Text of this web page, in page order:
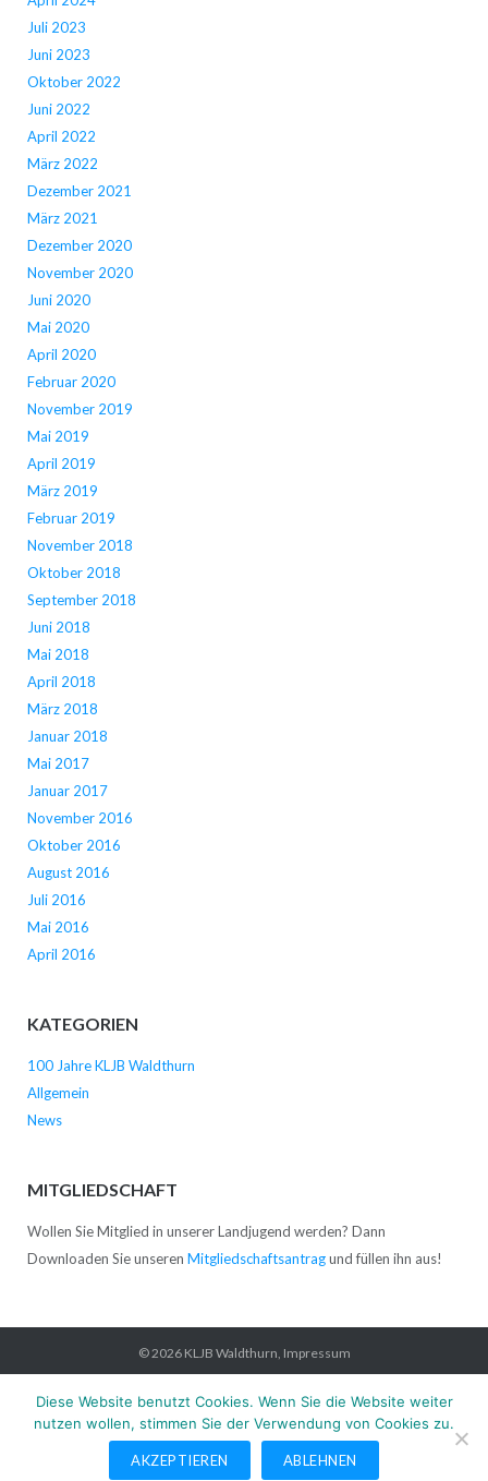
Juli 2023
Juni 2023
Oktober 2022
Juni 2022
April 2022
März 2022
Dezember 2021
März 2021
Dezember 2020
November 2020
Juni 2020
Mai 2020
April 2020
Februar 2020
November 2019
Mai 2019
April 2019
März 2019
Februar 2019
November 2018
Oktober 2018
September 2018
Juni 2018
Mai 2018
April 2018
März 2018
Januar 2018
Mai 2017
Januar 2017
November 2016
Oktober 2016
August 2016
Juli 2016
Mai 2016
April 2016
KATEGORIEN
100 Jahre KLJB Waldthurn
Allgemein
News
MITGLIEDSCHAFT
Wollen Sie Mitglied in unserer Landjugend werden? Dann
Downloaden Sie unseren Mitgliedschaftsantragund füllen ihn aus!
© 2026 KLJB Waldthurn, Impressum
Startseite News Verein Kontakt Impressum Datenschutz
Diese Website benutzt Cookies. Wenn Sie die Website weiter
nutzen wollen, stimmen Sie der Verwendung von Cookies zu.
AKZEPTIEREN ABLEHNEN